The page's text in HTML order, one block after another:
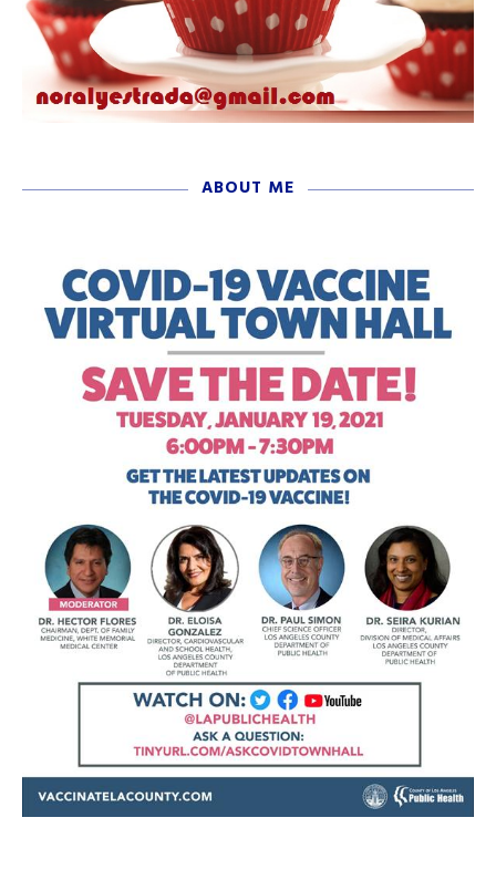
ABOUT ME